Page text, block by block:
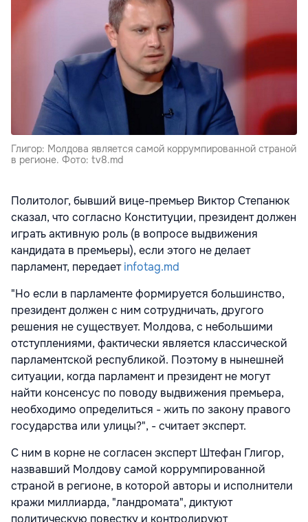
Глигор: Молдова является самой коррумпированной страной
в регионе. Фото: tv8.md
Политолог, бывший вице-премьер Виктор Степанюк
сказал, что согласно Конституции, президент должен
играть активную роль (в вопросе выдвижения
кандидата в премьеры), если этого не делает
парламент, передаетinfotag.md
"Но если в парламенте формируется большинство,
президент должен с ним сотрудничать, другого
решения не существует. Молдова, с небольшими
отступлениями, фактически является классической
парламентской республикой. Поэтому в нынешней
ситуации, когда парламент и президент не могут
найти консенсус по поводу выдвижения премьера,
необходимо определиться - жить по закону правого
государства или улицы?", - считает эксперт.
С ним в корне не согласен эксперт Штефан Глигор,
назвавший Молдову самой коррумпированной
страной в регионе, в которой авторы и исполнители
кражи миллиарда, "ландромата", диктуют